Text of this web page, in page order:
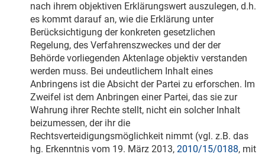
nach ihrem objektiven Erklärungswert auszulegen, d.h.
es kommt darauf an, wie die Erklärung unter
Berücksichtigung der konkreten gesetzlichen
Regelung, des Verfahrenszweckes und der der
Behörde vorliegenden Aktenlage objektiv verstanden
werden muss. Bei undeutlichem Inhalt eines
Anbringens ist die Absicht der Partei zu erforschen. Im
Zweifel ist dem Anbringen einer Partei, das sie zur
Wahrung ihrer Rechte stellt, nicht ein solcher Inhalt
beizumessen, der ihr die
Rechtsverteidigungsmöglichkeit nimmt (vgl. z.B. das
hg. Erkenntnis vom 19. März 2013, 2010/15/0188, mit